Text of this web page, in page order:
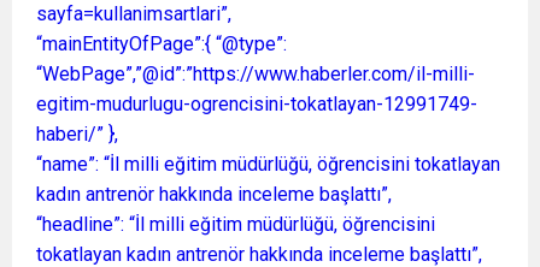
sayfa=kullanimsartlari”,
“mainEntityOfPage”:{ “@type”:
“WebPage”,”@id”:”https://www.haberler.com/il-milli-
egitim-mudurlugu-ogrencisini-tokatlayan-12991749-
haberi/” },
“name”: “İl milli eğitim müdürlüğü, öğrencisini tokatlayan
kadın antrenör hakkında inceleme başlattı”,
“headline”: “İl milli eğitim müdürlüğü, öğrencisini
tokatlayan kadın antrenör hakkında inceleme başlattı”,